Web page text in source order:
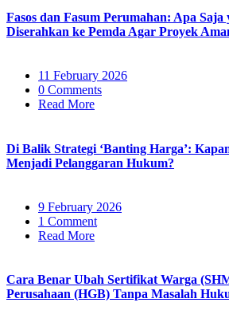
Fasos dan Fasum Perumahan: Apa Saja
Diserahkan ke Pemda Agar Proyek
11 February 2026
0 Comments
Read More
Di Balik Strategi ‘Banting Harga’:
Menjadi Pelanggaran Hukum?
9 February 2026
1 Comment
Read More
Cara Benar Ubah Sertifikat Warga
Perusahaan (HGB) Tanpa Masalah